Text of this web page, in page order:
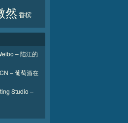
然 香槟
– 陆江的
– 葡萄酒在
Studio –